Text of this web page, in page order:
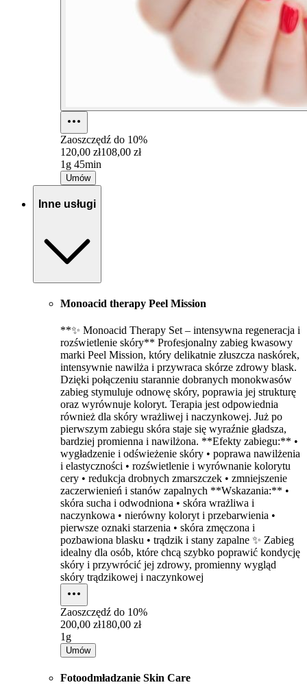
Zaoszczędź do 10%
120,00 zł108,00 zł
1g 45min
Umów
Inne usługi
Monoacid therapy Peel Mission
**✨ Monoacid Therapy Set – intensywna regeneracja i
rozświetlenie skóry** Profesjonalny zabieg kwasowy
marki Peel Mission, który delikatnie złuszcza naskórek,
intensywnie nawilża i przywraca skórze zdrowy blask.
Dzięki połączeniu starannie dobranych monokwasów
zabieg stymuluje odnowę skóry, poprawia jej strukturę
oraz wyrównuje koloryt. Terapia jest odpowiednia
również dla skóry wrażliwej i naczynkowej. Już po
pierwszym zabiegu skóra staje się wyraźnie gładsza,
bardziej promienna i nawilżona. **Efekty zabiegu:** •
wygładzenie i odświeżenie skóry • poprawa nawilżenia
i elastyczności • rozświetlenie i wyrównanie kolorytu
cery • redukcja drobnych zmarszczek • zmniejszenie
zaczerwienień i stanów zapalnych **Wskazania:** •
skóra sucha i odwodniona • skóra wrażliwa i
naczynkowa • nierówny koloryt i przebarwienia •
pierwsze oznaki starzenia • skóra zmęczona i
pozbawiona blasku • trądzik i stany zapalne ✨ Zabieg
idealny dla osób, które chcą szybko poprawić kondycję
skóry i przywrócić jej zdrowy, promienny wygląd
skóry trądzikowej i naczynkowej
Zaoszczędź do 10%
200,00 zł180,00 zł
1g
Umów
Fotoodmładzanie Skin Care